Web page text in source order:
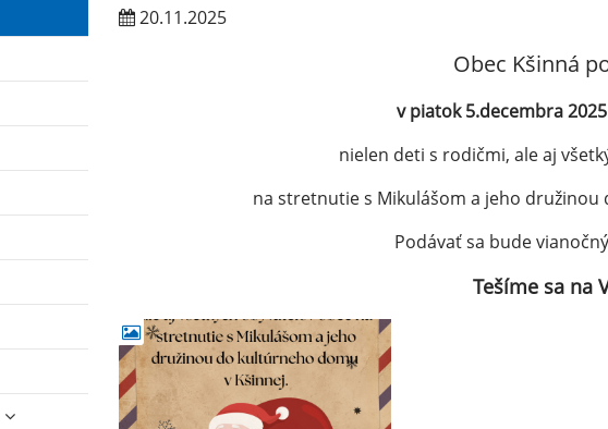
20.11.2025
Obec Kšinná
v piatok 5.decembra
nielen deti s rodičmi, ale aj
na stretnutie s Mikulášom a jeho
Podávať sa bude
Tešíme sa na